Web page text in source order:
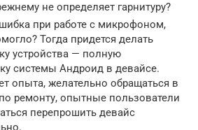
не определяет гарнитуру?
при работе с микрофоном,
Тогда придется делать
устройства — полную
системы Андроид в девайсе.
опыта, желательно обращаться в
ремонту, опытные пользователи
перепрошить девайс